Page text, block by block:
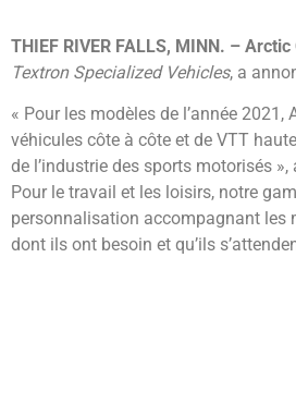
THIEF RIVER FALLS, MINN. – Arctic
Textron Specialized Vehicles, a
« Pour les modèles de l’année
véhicules côte à côte et de VTT
de l’industrie des sports motorisés
Pour le travail et les loisirs, notre
personnalisation accompagnant les
dont ils ont besoin et qu’ils